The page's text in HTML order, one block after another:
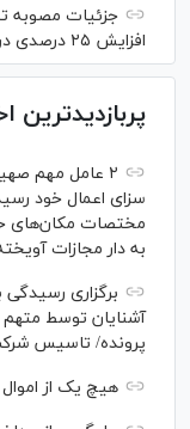
جزئیات مصوبه
افزایش ۲۵ درصدی در صورت درخواست مستأجر
پربازدیدترین
سزای اعمال خود
مختصات مکان‌های
به دار مجازات
برگزاری
آشنایان توسط متهم
پرونده/ تاسیس
هیچ یک از